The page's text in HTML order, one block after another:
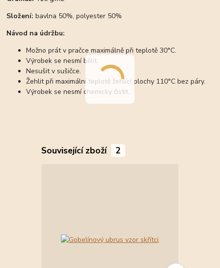
Složení: bavlna 50%, polyester 50%
Návod na údržbu:
Možno prát v pračce maximálně při teplotě 30°C.
Výrobek se nesmí bělit.
Nesušit v sušičce.
Žehlit při maximální teplotě žehlící plochy 110°C bez páry.
Výrobek se nesmí chemicky čistit.
Související zboží 2